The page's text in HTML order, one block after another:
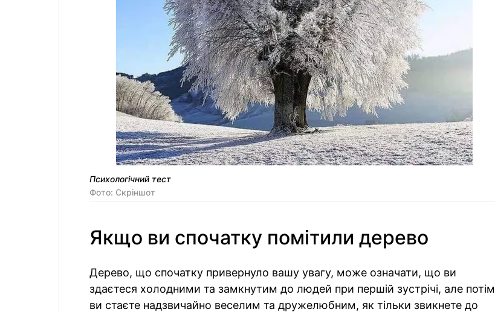
Психологічний тест
Фото: Скріншот
Якщо ви спочатку помітили дерево
Дерево, що спочатку привернуло вашу увагу, може означати, що ви
здаєтеся холодними та замкнутим до людей при першій зустрічі, але потім
ви стаєте надзвичайно веселим та дружелюбним, як тільки звикнете до